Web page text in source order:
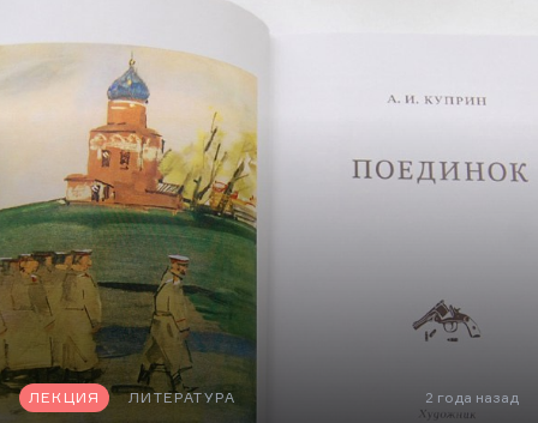
трагической жизни Чехова это был первый
абсолютный театральный успех. После довольно
сдержанного приема «Иванова», который
понравился немногим, после полного провала
первой постановки «Чайки» и странного,
довольно двусмысленного успеха второй ее
редакции, когда после спектакля МХТ все
понимали, что произошло театральное событие,
но еще не понимали, какое, «Вишневый сад»
четко обозначил рождение нового театра.
Нового по трем параметрам.
Во-первых, это театр символистский,…
ЛЕКЦИЯ ЛИТЕРАТУРА 2 года назад